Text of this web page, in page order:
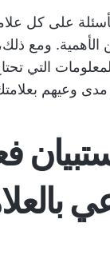
على كل
ومع
التي
وعيهم